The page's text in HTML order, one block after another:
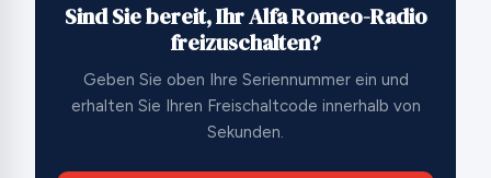
Sind Sie bereit, Ihr Alfa Romeo-Radio
freizuschalten?
Geben Sie oben Ihre Seriennummer ein und
erhalten Sie Ihren Freischaltcode innerhalb von
Sekunden.